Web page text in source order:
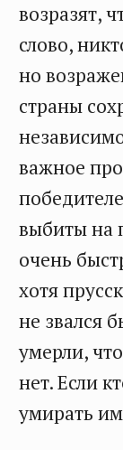
возразят,
слово,
но
страны
важное
выбиты на
очень
хотя
не звался
умерли,
нет. Если
умирать